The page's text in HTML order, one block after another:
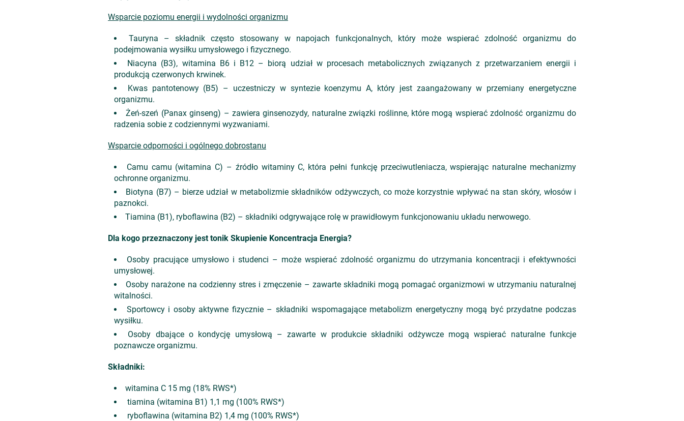
Wsparcie poziomu energii i wydolności organizmu
Tauryna – składnik często stosowany w napojach funkcjonalnych, który może wspierać zdolność organizmu do
podejmowania wysiłku umysłowego i fizycznego.
Niacyna (B3), witamina B6 i B12 – biorą udział w procesach metabolicznych związanych z przetwarzaniem energii i
produkcją czerwonych krwinek.
Kwas pantotenowy (B5) – uczestniczy w syntezie koenzymu A, który jest zaangażowany w przemiany energetyczne
organizmu.
Żeń-szeń (Panax ginseng) – zawiera ginsenozydy, naturalne związki roślinne, które mogą wspierać zdolność organizmu do
radzenia sobie z codziennymi wyzwaniami.
Wsparcie odporności i ogólnego dobrostanu
Camu camu (witamina C) – źródło witaminy C, która pełni funkcję przeciwutleniacza, wspierając naturalne mechanizmy
ochronne organizmu.
Biotyna (B7) – bierze udział w metabolizmie składników odżywczych, co może korzystnie wpływać na stan skóry, włosów i
paznokci.
Tiamina (B1), ryboflawina (B2) – składniki odgrywające rolę w prawidłowym funkcjonowaniu układu nerwowego.
Dla kogo przeznaczony jest tonik Skupienie Koncentracja Energia?
Osoby pracujące umysłowo i studenci – może wspierać zdolność organizmu do utrzymania koncentracji i efektywności
umysłowej.
Osoby narażone na codzienny stres i zmęczenie – zawarte składniki mogą pomagać organizmowi w utrzymaniu naturalnej
witalności.
Sportowcy i osoby aktywne fizycznie – składniki wspomagające metabolizm energetyczny mogą być przydatne podczas
wysiłku.
Osoby dbające o kondycję umysłową – zawarte w produkcie składniki odżywcze mogą wspierać naturalne funkcje
poznawcze organizmu.
Składniki:
witamina C 15 mg (18% RWS*)
tiamina (witamina B1) 1,1 mg (100% RWS*)
ryboflawina (witamina B2) 1,4 mg (100% RWS*)